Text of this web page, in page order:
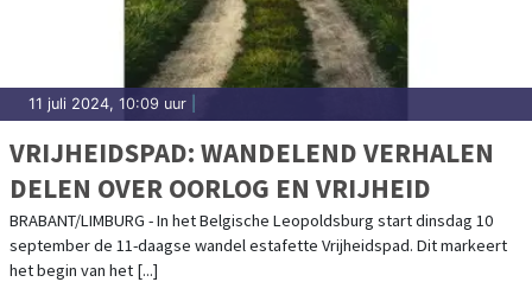
11 juli 2024, 10:09 uur
VRIJHEIDSPAD: WANDELEND VERHALEN
DELEN OVER OORLOG EN VRIJHEID
BRABANT/LIMBURG - In het Belgische Leopoldsburg start dinsdag 10
september de 11-daagse wandel estafette Vrijheidspad. Dit markeert
het begin van het [...]